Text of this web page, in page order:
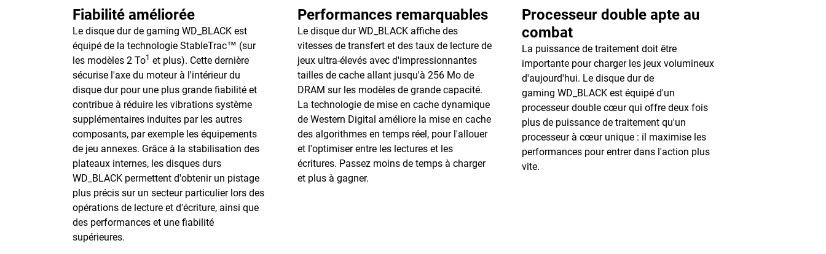
Fiabilité améliorée
Le disque dur de gaming WD_BLACK est
équipé de la technologie StableTrac™ (sur
les modèles 2 To1 et plus). Cette dernière
sécurise l'axe du moteur à l'intérieur du
disque dur pour une plus grande fiabilité et
contribue à réduire les vibrations système
supplémentaires induites par les autres
composants, par exemple les équipements
de jeu annexes. Grâce à la stabilisation des
plateaux internes, les disques durs
WD_BLACK permettent d'obtenir un pistage
plus précis sur un secteur particulier lors des
opérations de lecture et d'écriture, ainsi que
des performances et une fiabilité
supérieures.
Performances remarquables
Le disque dur WD_BLACK affiche des
vitesses de transfert et des taux de lecture de
jeux ultra-élevés avec d'impressionnantes
tailles de cache allant jusqu'à 256 Mo de
DRAM sur les modèles de grande capacité.
La technologie de mise en cache dynamique
de Western Digital améliore la mise en cache
des algorithmes en temps réel, pour l'allouer
et l'optimiser entre les lectures et les
écritures. Passez moins de temps à charger
et plus à gagner.
Processeur double apte au
combat
La puissance de traitement doit être
importante pour charger les jeux volumineux
d'aujourd'hui. Le disque dur de
gaming WD_BLACK est équipé d'un
processeur double cœur qui offre deux fois
plus de puissance de traitement qu'un
processeur à cœur unique : il maximise les
performances pour entrer dans l'action plus
vite.